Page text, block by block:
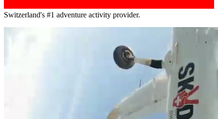
Switzerland's #1 adventure activity provider.